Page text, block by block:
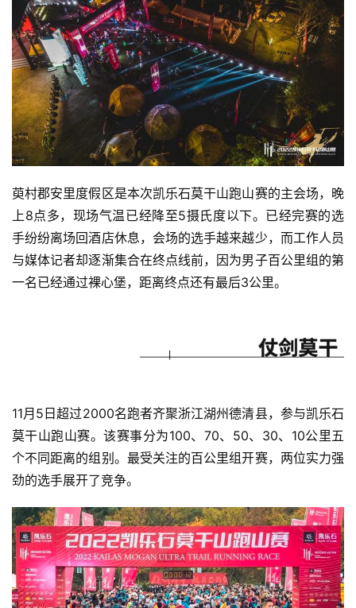
萸村郡安里度假区是本次凯乐石莫干山跑山赛的主会场，晚
上8点多，现场气温已经降至5摄氏度以下。已经完赛的选
手纷纷离场回酒店休息，会场的选手越来越少，而工作人员
与媒体记者却逐渐集合在终点线前，因为男子百公里组的第
一名已经通过裸心堡，距离终点还有最后3公里。
11月5日超过2000名跑者齐聚浙江湖州德清县，参与凯乐石
莫干山跑山赛。该赛事分为100、70、50、30、10公里五
个不同距离的组别。最受关注的百公里组开赛，两位实力强
劲的选手展开了竞争。